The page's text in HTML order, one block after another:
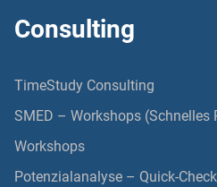
Consulting
TimeStudy Consulting
SMED – Workshops (Schnelles
Workshops
Potenzialanalyse – Quick-Check